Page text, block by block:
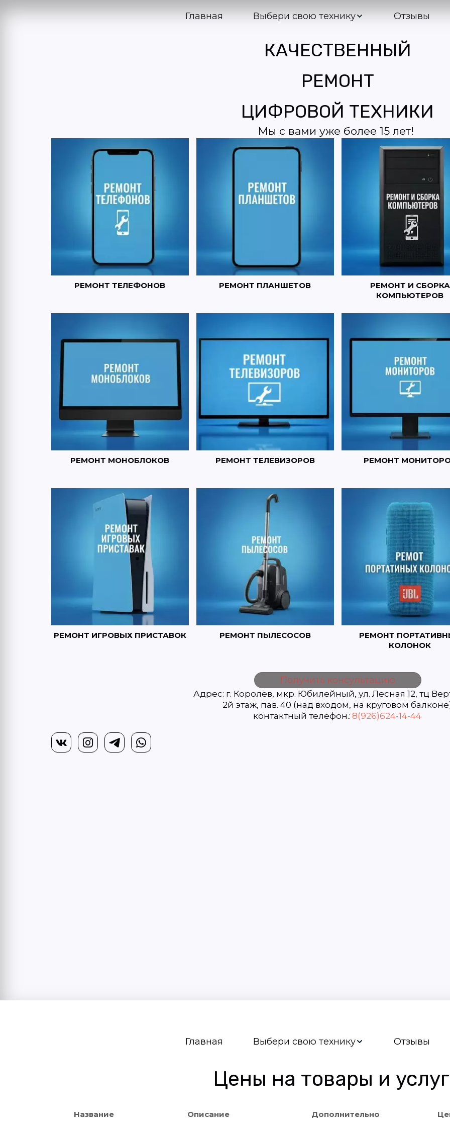
Главная Выбери свою технику Отзывы
КАЧЕСТВЕННЫЙ
РЕМОНТ
ЦИФРОВОЙ ТЕХНИКИ
Мы с вами уже более 15 лет!
РЕМОНТ ТЕЛЕФОНОВ РЕМОНТ ПЛАНШЕТОВ
РЕМОНТ И СБОРКА
КОМПЬЮТЕРОВ
РЕМОНТ МОНОБЛОКОВ РЕМОНТ ТЕЛЕВИЗОРОВ РЕМОНТ
РЕМОНТ ИГРОВЫХ ПРИСТАВОК РЕМОНТ ПЫЛЕСОСОВ
РЕМОНТ
КОЛОНОК
Получить консультацию
Адрес: г. Королёв, мкр. Юбилейный, ул. Лесная 12, тц
2й этаж, пав. 40 (над входом, на круговом
контактный телефон.: 8(926)624-14-44
Главная Выбери свою технику Отзывы
Цены на товары и
Название Описание Дополнительно